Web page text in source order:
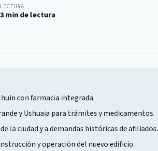
LECTURA
3 min de lectura
con farmacia integrada.
y Ushuaia para trámites y medicamentos.
la ciudad y a demandas históricas de afiliados.
y operación del nuevo edificio.